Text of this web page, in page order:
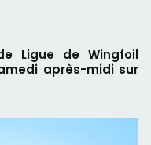
Ligue de Wingfoil
après-midi sur